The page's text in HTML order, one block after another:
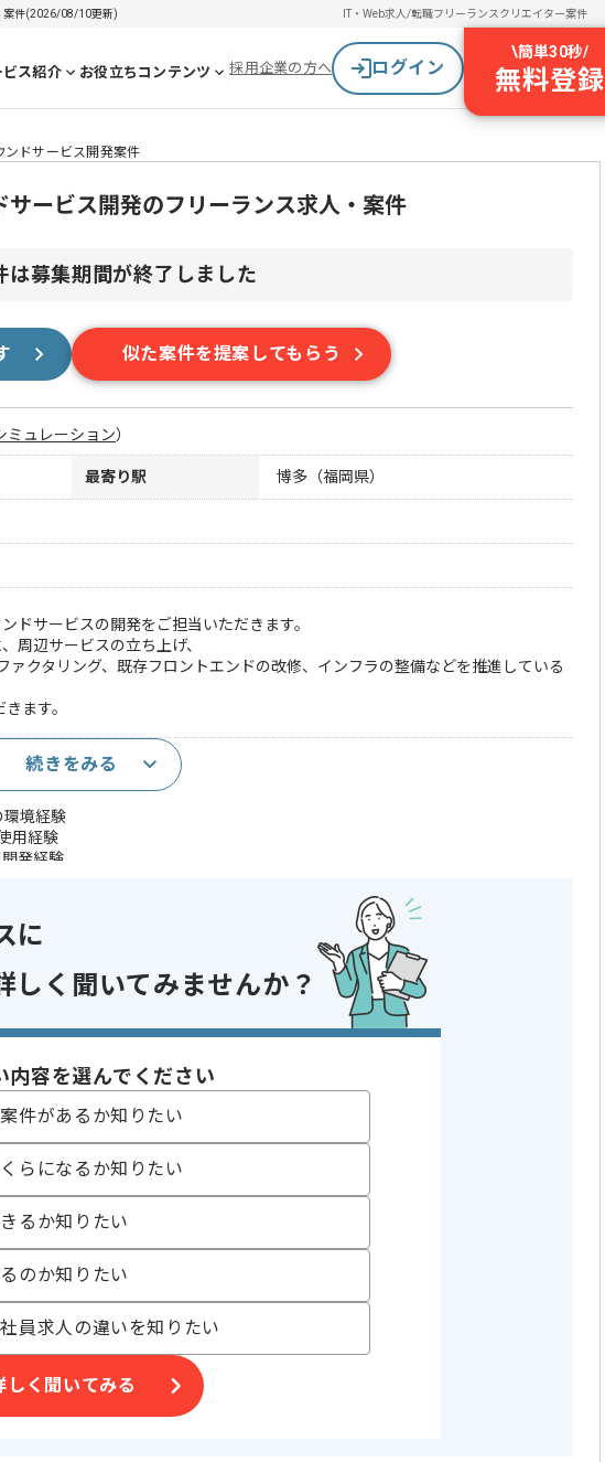
案件(2026/08/10更新) IT・Web求人/転職フリーランスクリエイター案件
ビス紹介 お役立ちコンテンツ 採用企業の方へ ログイン
\簡単30秒/
無料登録
ンドサービス開発案件
サービス開発のフリーランス求人・案件
は募集期間が終了しました
似た案件を提案してもらう
ミュレーション）
最寄り駅 博多（福岡県）
ドサービスの開発をご担当いただきます。
周辺サービスの立ち上げ、
クタリング、既存フロントエンドの改修、インフラの整備などを推進している
ます。
環境経験
用経験
発経験
, AWS
続きをみる
に
しく聞いてみませんか？
内容を選んでください
件があるか知りたい
らになるか知りたい
るか知りたい
のか知りたい
員求人の違いを知りたい
しく聞いてみる